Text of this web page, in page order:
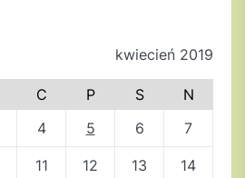
kwiecień 2019
C P S
N
4 5 6 7
11 12 13 14